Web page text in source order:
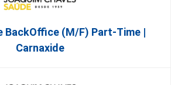
BackOffice (M/F) Part-Time |
Carnaxide